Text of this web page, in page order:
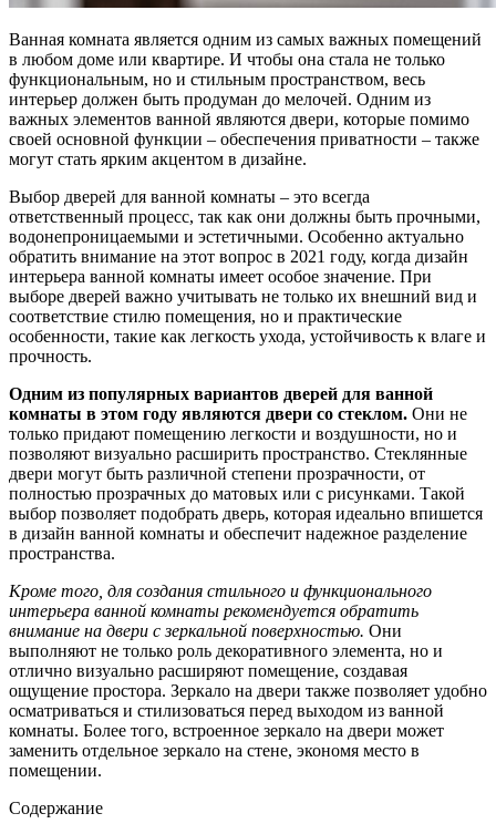
Ванная комната является одним из самых важных помещений
в любом доме или квартире. И чтобы она стала не только
функциональным, но и стильным пространством, весь
интерьер должен быть продуман до мелочей. Одним из
важных элементов ванной являются двери, которые помимо
своей основной функции – обеспечения приватности – также
могут стать ярким акцентом в дизайне.
Выбор дверей для ванной комнаты – это всегда
ответственный процесс, так как они должны быть прочными,
водонепроницаемыми и эстетичными. Особенно актуально
обратить внимание на этот вопрос в 2021 году, когда дизайн
интерьера ванной комнаты имеет особое значение. При
выборе дверей важно учитывать не только их внешний вид и
соответствие стилю помещения, но и практические
особенности, такие как легкость ухода, устойчивость к влаге и
прочность.
Одним из популярных вариантов дверей для ванной
комнаты в этом году являются двери со стеклом. Они не
только придают помещению легкости и воздушности, но и
позволяют визуально расширить пространство. Стеклянные
двери могут быть различной степени прозрачности, от
полностью прозрачных до матовых или с рисунками. Такой
выбор позволяет подобрать дверь, которая идеально впишется
в дизайн ванной комнаты и обеспечит надежное разделение
пространства.
Кроме того, для создания стильного и функционального
интерьера ванной комнаты рекомендуется обратить
внимание на двери с зеркальной поверхностью. Они
выполняют не только роль декоративного элемента, но и
отлично визуально расширяют помещение, создавая
ощущение простора. Зеркало на двери также позволяет удобно
осматриваться и стилизоваться перед выходом из ванной
комнаты. Более того, встроенное зеркало на двери может
заменить отдельное зеркало на стене, экономя место в
помещении.
Содержание